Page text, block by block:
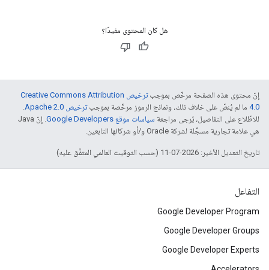
هل كان المحتوى مفيدًا؟
إنّ محتوى هذه الصفحة مرخّص بموجب
ترخيص Creative Commons Attribution
4.0‏ ما لم يُنصّ على خلاف ذلك، ونماذج الرموز مرخّصة بموجبترخيص Apache 2.0‏
.
للاطّلاع على التفاصيل، يُرجى مراجعة سياسات موقع Google Developers‏
. إنّ Java
هي علامة تجارية مسجَّلة لشركة Oracle و/أو شركائها التابعين.
تاريخ التعديل الأخير: 2026-07-11 (حسب التوقيت العالمي المتفَّق عليه)
التفاعل
Google Developer Program
Google Developer Groups
Google Developer Experts